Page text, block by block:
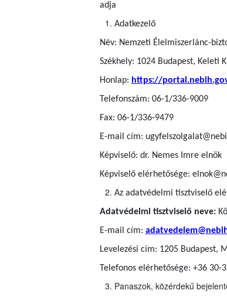
adja
Adatkezelő
Név: Nemzeti Élelmiszerlánc-
Székhely: 1024 Budapest, Keleti
Honlap: https://
Telefonszám: 06-1/336-9009
Fax: 06-1/336-9479
E-mail cím:
Képviselő: dr. Nemes Imre elnök
Képviselő elérhetősége:
Az adatvédelmi tisztviselő
Adatvédelmi tisztviselő neve:
E-mail cím:
Levelezési cím: 1205 Budapest,
Telefonos elérhetősége: +36 30-
Panaszok, közérdekű